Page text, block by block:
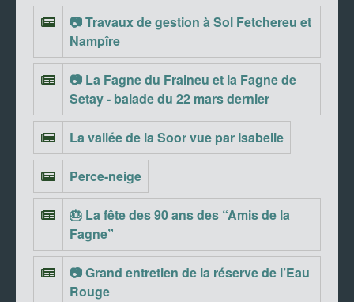
📷 Travaux de gestion à Sol Fetchereu et
Nampîre
📷 La Fagne du Fraineu et la Fagne de
Setay - balade du 22 mars dernier
La vallée de la Soor vue par Isabelle
Perce-neige
🎂 La fête des 90 ans des “Amis de la
Fagne”
📷 Grand entretien de la réserve de l’Eau
Rouge